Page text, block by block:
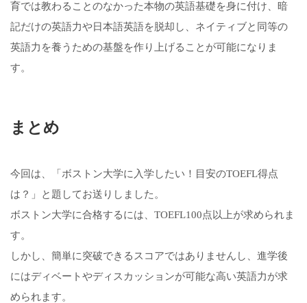
育では教わることのなかった本物の英語基礎を身に付け、暗
記だけの英語力や日本語英語を脱却し、ネイティブと同等の
英語力を養うための基盤を作り上げることが可能になりま
す。
まとめ
今回は、「ボストン大学に入学したい！目安のTOEFL得点
は？」と題してお送りしました。
ボストン大学に合格するには、TOEFL100点以上が求められま
す。
しかし、簡単に突破できるスコアではありませんし、進学後
にはディベートやディスカッションが可能な高い英語力が求
められます。